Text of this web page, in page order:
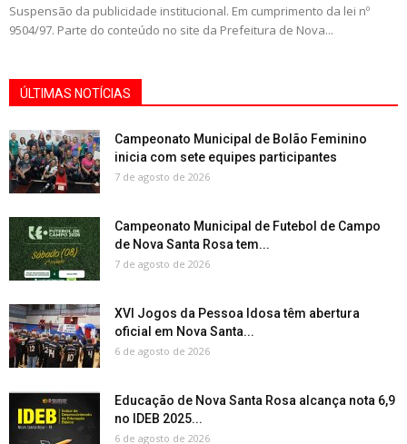
Suspensão da publicidade institucional. Em cumprimento da lei nº
9504/97. Parte do conteúdo no site da Prefeitura de Nova...
ÚLTIMAS NOTÍCIAS
Campeonato Municipal de Bolão Feminino
inicia com sete equipes participantes
7 de agosto de 2026
Campeonato Municipal de Futebol de Campo
de Nova Santa Rosa tem...
7 de agosto de 2026
XVI Jogos da Pessoa Idosa têm abertura
oficial em Nova Santa...
6 de agosto de 2026
Educação de Nova Santa Rosa alcança nota 6,9
no IDEB 2025...
6 de agosto de 2026